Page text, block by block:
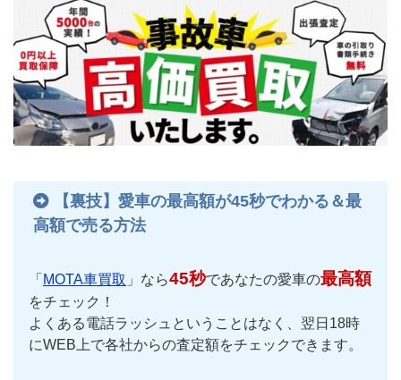
【裏技】愛車の最高額が45秒でわかる＆最
高額で売る方法
「 MOTA車買取 」なら45秒であなたの愛車の最高額
をチェック！
よくある電話ラッシュということはなく、翌日18時
にWEB上で各社からの査定額をチェックできます。